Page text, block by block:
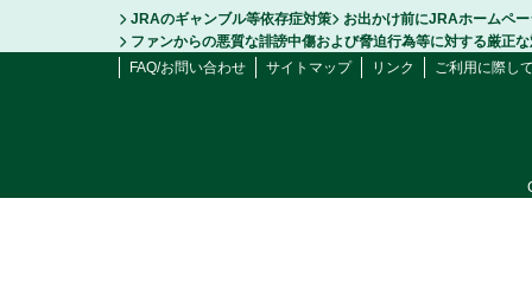
JRAのギャンブル等依存症対策
お出かけ前にJRAホームペ
ファンからの悪質な誹謗中傷および脅迫行為等に対する厳正
FAQ/お問い合わせ
サイトマップ リンク ご利用に際し